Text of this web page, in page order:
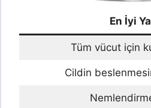
En İyi
Tüm vücut için
Cildin